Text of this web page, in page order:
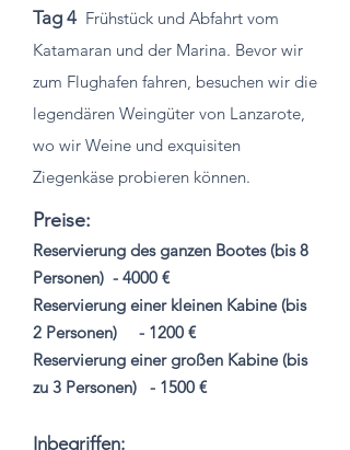
Tag 4 Frühstück und Abfahrt vom
Katamaran und der Marina. Bevor wir
zum Flughafen fahren, besuchen wir die
legendären Weingüter von Lanzarote,
wo wir Weine und exquisiten
Ziegenkäse probieren können.
Preise:
Reservierung des ganzen Bootes (bis 8
Personen) - 4000 €
Reservierung einer kleinen Kabine (bis
2 Personen)
- 1200 €
Reservierung einer großen Kabine (bis
zu 3 Personen)
- 1500 €
Inbegriffen: